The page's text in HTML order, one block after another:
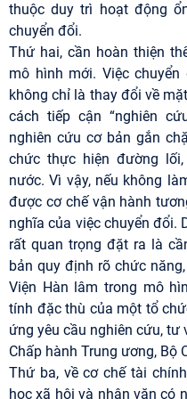
thuộc duy trì hoạt động
chuyển đổi.
Thứ hai, cần hoàn thiện
mô hình mới. Việc
không chỉ là thay đổi về
cách tiếp cận “nghiên
nghiên cứu cơ bản gắn
chức thực hiện đường
nước. Vì vậy, nếu không
được cơ chế vận hành
nghĩa của việc chuyển đổi.
rất quan trọng đặt ra là
bản quy định rõ chức
Viện Hàn lâm trong mô
tính đặc thù của một tổ
ứng yêu cầu nghiên cứu, tư
Chấp hành Trung ương, Bộ
Thứ ba, về cơ chế tài
học xã hội và nhân văn có